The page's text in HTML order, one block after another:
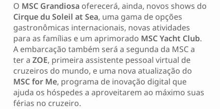
O MSC Grandiosaoferecerá, ainda, novos shows do
Cirque du Soleil at Sea, uma gama de opções
gastronômicas internacionais, novas atividades
para as famílias e um aprimorado MSC Yacht Club.
A embarcação também será a segunda da MSC a
ter a ZOE, primeira assistente pessoal virtual de
cruzeiros do mundo, e uma nova atualização do
MSC for Me, programa de inovação digital que
ajuda os hóspedes a aproveitarem ao máximo suas
férias no cruzeiro.